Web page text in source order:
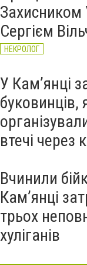
Захисником
Сергієм
НЕКРОЛОГ
У Кам’янці
буковинців,
втечі через
Вчинили
Кам’янці
трьох
хуліганів